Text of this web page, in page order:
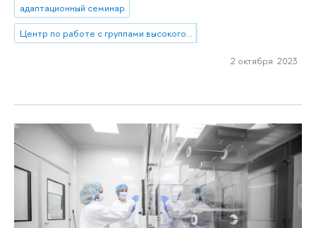
адаптационный семинар
Центр по работе с группами высокого профессионального потенциала
2 октября 2023